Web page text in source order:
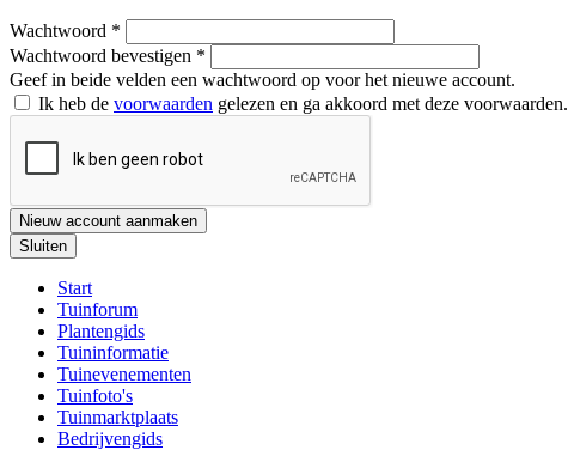
Wachtwoord *
Wachtwoord bevestigen *
Geef in beide velden een wachtwoord op voor het nieuwe account.
Ik heb de voorwaarden gelezen en ga akkoord met deze voorwaarden.
Nieuw account aanmaken
Sluiten
Start
Tuinforum
Plantengids
Tuininformatie
Tuinevenementen
Tuinfoto's
Tuinmarktplaats
Bedrijvengids